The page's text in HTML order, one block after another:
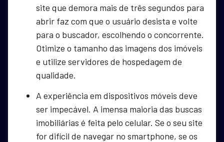
site que demora mais de três segundos para
abrir faz com que o usuário desista e volte
para o buscador, escolhendo o concorrente.
Otimize o tamanho das imagens dos imóveis
e utilize servidores de hospedagem de
qualidade.
A experiência em dispositivos móveis deve
ser impecável. A imensa maioria das buscas
imobiliárias é feita pelo celular. Se o seu site
for difícil de navegar no smartphone, se os